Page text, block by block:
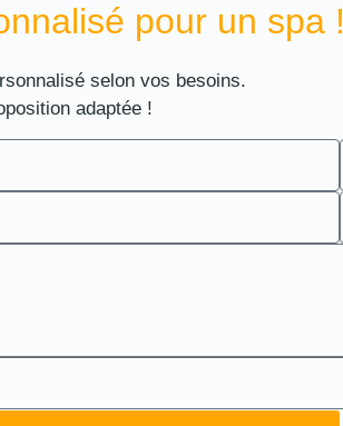
pour un spa !
selon vos besoins.
adaptée !